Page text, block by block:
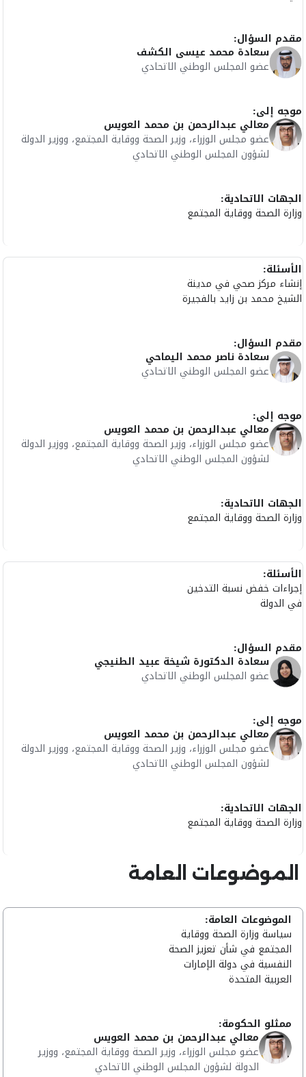
مقدم السؤال:
سعادة محمد عيسى الكشف
عضو المجلس الوطني الاتحادي
موجه إلى:
معالي عبدالرحمن بن محمد العويس
عضو مجلس الوزراء، وزير الصحة ووقاية المجتمع، ووزير الدولة
لشؤون المجلس الوطني الاتحادي
الجهات الاتحادية:
وزارة الصحة ووقاية المجتمع
الأسئلة:
إنشاء مركز صحي في مدينة
الشيخ محمد بن زايد بالفجيرة
مقدم السؤال:
سعادة ناصر محمد اليماحي
عضو المجلس الوطني الاتحادي
موجه إلى:
معالي عبدالرحمن بن محمد العويس
عضو مجلس الوزراء، وزير الصحة ووقاية المجتمع، ووزير الدولة
لشؤون المجلس الوطني الاتحادي
الجهات الاتحادية:
وزارة الصحة ووقاية المجتمع
الأسئلة:
إجراءات خفض نسبة التدخين
في الدولة
مقدم السؤال:
سعادة الدكتورة شيخة عبيد الطنيجي
عضو المجلس الوطني الاتحادي
موجه إلى:
معالي عبدالرحمن بن محمد العويس
عضو مجلس الوزراء، وزير الصحة ووقاية المجتمع، ووزير الدولة
لشؤون المجلس الوطني الاتحادي
الجهات الاتحادية:
وزارة الصحة ووقاية المجتمع
الموضوعات العامة
الموضوعات العامة:
سياسة وزارة الصحة ووقاية
المجتمع في شأن تعزيز الصحة
النفسية في دولة الإمارات
العربية المتحدة
ممثلو الحكومة:
معالي عبدالرحمن بن محمد العويس
عضو مجلس الوزراء، وزير الصحة ووقاية المجتمع، ووزير
الدولة لشؤون المجلس الوطني الاتحادي